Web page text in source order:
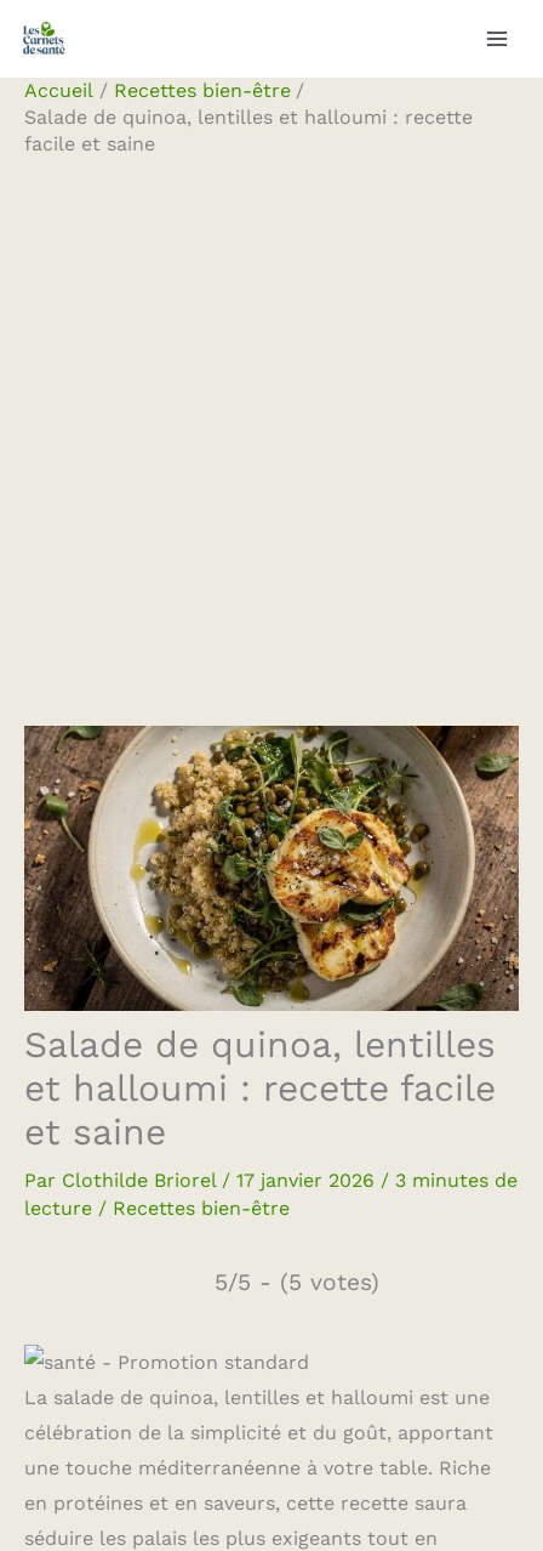
Aller
contenu
Accueil
Recettes bien-être
Salade de quinoa, lentilles et halloumi : recette
facile et saine
Salade de quinoa, lentilles
et halloumi : recette facile
et saine
Par Clothilde Briorel / 17 janvier 2026 / 3 minutes de
lecture / Recettes bien-être
5/5 - (5 votes)
La salade de quinoa, lentilles et halloumi est une
célébration de la simplicité et du goût, apportant
une touche méditerranéenne à votre table. Riche
en protéines et en saveurs, cette recette saura
séduire les palais les plus exigeants tout en
Rechercher